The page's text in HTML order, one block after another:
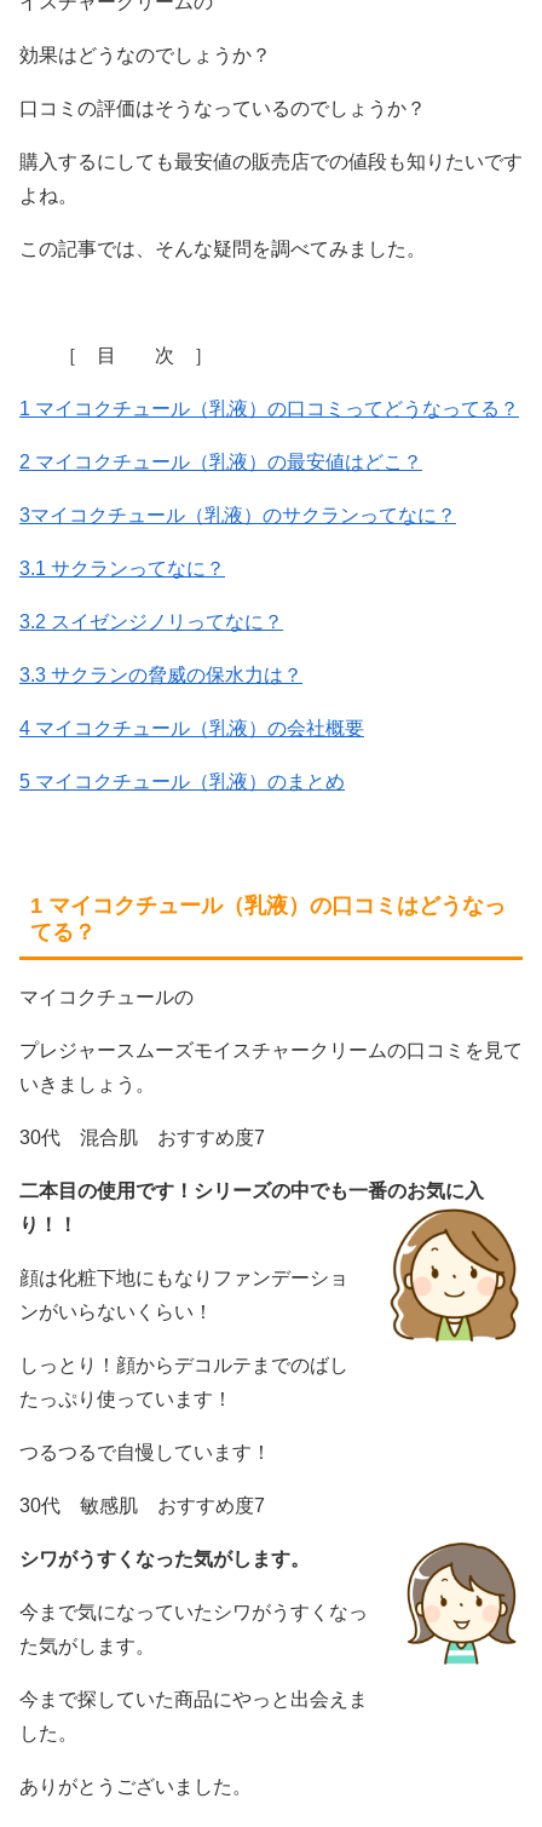
効果はどうなのでしょうか？
口コミの評価はそうなっているのでしょうか？
購入するにしても最安値の販売店での値段も知りたいです
よね。
この記事では、そんな疑問を調べてみました。
［ 目 次 ］
1 マイコクチュール（乳液）の口コミってどうなってる？
2 マイコクチュール（乳液）の最安値はどこ？
3マイコクチュール（乳液）のサクランってなに？
3.1 サクランってなに？
3.2 スイゼンジノリってなに？
3.3 サクランの脅威の保水力は？
4 マイコクチュール（乳液）の会社概要
5 マイコクチュール（乳液）のまとめ
1 マイコクチュール（乳液）の口コミはどうなっ
てる？
マイコクチュールの
プレジャースムーズモイスチャークリームの口コミを見て
いきましょう。
30代 混合肌 おすすめ度7
二本目の使用です！シリーズの中でも一番のお気に入
り！！
顔は化粧下地にもなりファンデーショ
ンがいらないくらい！
しっとり！顔からデコルテまでのばし
たっぷり使っています！
つるつるで自慢しています！
30代 敏感肌 おすすめ度7
シワがうすくなった気がします。
今まで気になっていたシワがうすくなっ
た気がします。
今まで探していた商品にやっと出会えま
した。
ありがとうございました。